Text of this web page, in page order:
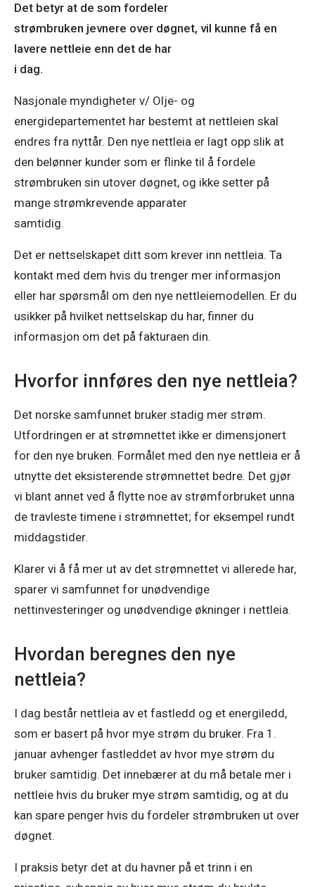
Det betyr at de som fordeler
strømbruken jevnere over døgnet, vil kunne få en
lavere nettleie enn det de har
i dag.
Nasjonale myndigheter v/ Olje- og
energidepartementet har bestemt at nettleien skal
endres fra nyttår. Den nye nettleia er lagt opp slik at
den belønner kunder som er flinke til å fordele
strømbruken sin utover døgnet, og ikke setter på
mange strømkrevende apparater
samtidig.
Det er nettselskapet ditt som krever inn nettleia. Ta
kontakt med dem hvis du trenger mer informasjon
eller har spørsmål om den nye nettleiemodellen. Er du
usikker på hvilket nettselskap du har, finner du
informasjon om det på fakturaen din.
Hvorfor innføres den nye nettleia?
Det norske samfunnet bruker stadig mer strøm.
Utfordringen er at strømnettet ikke er dimensjonert
for den nye bruken. Formålet med den nye nettleia er å
utnytte det eksisterende strømnettet bedre. Det gjør
vi blant annet ved å flytte noe av strømforbruket unna
de travleste timene i strømnettet; for eksempel rundt
middagstider.
Klarer vi å få mer ut av det strømnettet vi allerede har,
sparer vi samfunnet for unødvendige
nettinvesteringer og unødvendige økninger i nettleia.
Hvordan beregnes den nye
nettleia?
I dag består nettleia av et fastledd og et energiledd,
som er basert på hvor mye strøm du bruker. Fra 1.
januar avhenger fastleddet av hvor mye strøm du
bruker samtidig. Det innebærer at du må betale mer i
nettleie hvis du bruker mye strøm samtidig, og at du
kan spare penger hvis du fordeler strømbruken ut over
døgnet.
I praksis betyr det at du havner på et trinn i en